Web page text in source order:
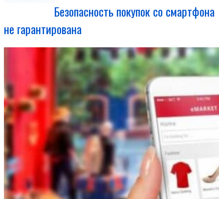
Безопасность покупок со смартфона
не гарантирована